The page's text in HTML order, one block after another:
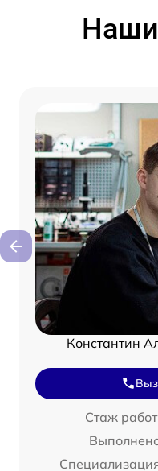
Константин
Стаж